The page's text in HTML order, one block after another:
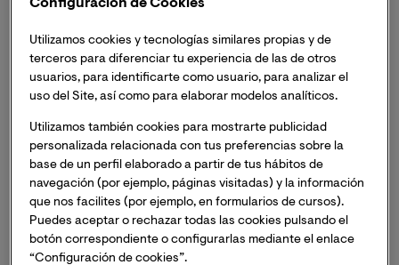
Dra. Sofía Barrón Abad
, doctora en historia del arte
y PDI de VIU ha sido nombrada directora artística del
Cerni (MACVAC) .Fundado en la década de los ‘70 en
Vilafamés (Castellón), el museo atesora una colección
de más de 800 obras de diversas corrientes del arte
contemporáneo y está ubicado en el Palau del Batlle
(Palacio del Bayle), del siglo XV.
Configuración de Cookies
Utilizamos cookies y tecnologías similares propias y de
terceros para diferenciar tu experiencia de las de otros
usuarios, para identificarte como usuario, para analizar el
uso del Site, así como para elaborar modelos analíticos.
Utilizamos también cookies para mostrarte publicidad
personalizada relacionada con tus preferencias sobre la
base de un perfil elaborado a partir de tus hábitos de
navegación (por ejemplo, páginas visitadas) y la información
que nos facilites (por ejemplo, en formularios de cursos).
Puedes aceptar o rechazar todas las cookies pulsando el
botón correspondiente o configurarlas mediante el enlace
“Configuración de cookies”.